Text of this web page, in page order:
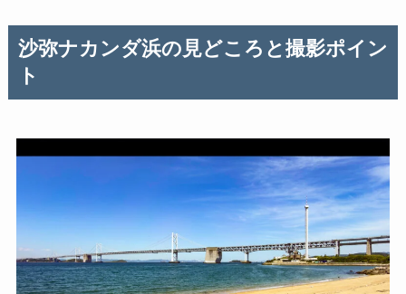
沙弥ナカンダ浜の見どころと撮影ポイン
ト